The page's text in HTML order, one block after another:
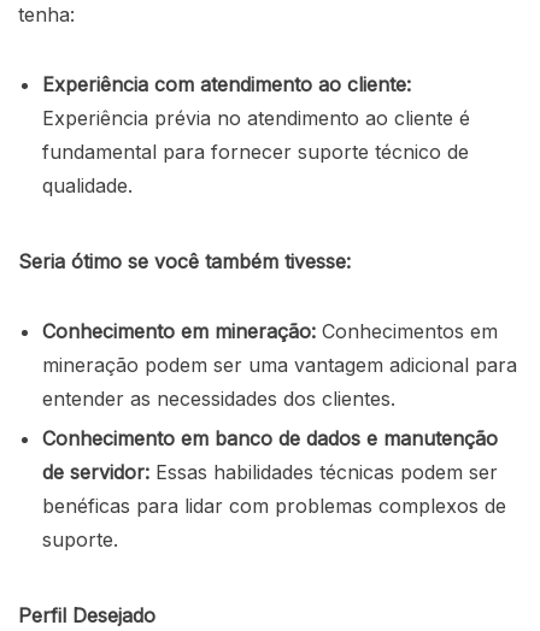
tenha:
Experiência com atendimento ao cliente:
Experiência prévia no atendimento ao cliente é
fundamental para fornecer suporte técnico de
qualidade.
Seria ótimo se você também tivesse:
Conhecimento em mineração: Conhecimentos em
mineração podem ser uma vantagem adicional para
entender as necessidades dos clientes.
Conhecimento em banco de dados e manutenção
de servidor: Essas habilidades técnicas podem ser
benéficas para lidar com problemas complexos de
suporte.
Perfil Desejado